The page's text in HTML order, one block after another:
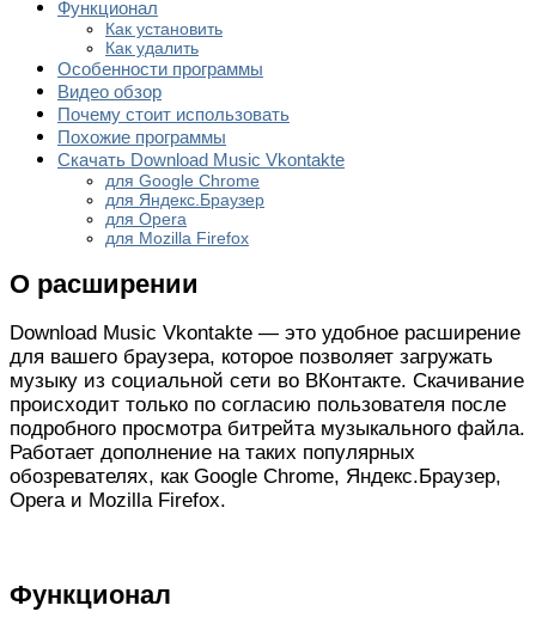
Функционал
Как установить
Как удалить
Особенности программы
Видео обзор
Почему стоит использовать
Похожие программы
Скачать Download Music Vkontakte
для Google Chrome
для Яндекс.Браузер
для Opera
для Mozilla Firefox
О расширении
Download Music Vkontakte — это удобное расширение
для вашего браузера, которое позволяет загружать
музыку из социальной сети во ВКонтакте. Скачивание
происходит только по согласию пользователя после
подробного просмотра битрейта музыкального файла.
Работает дополнение на таких популярных
обозревателях, как Google Chrome, Яндекс.Браузер,
Opera и Mozilla Firefox.
Функционал